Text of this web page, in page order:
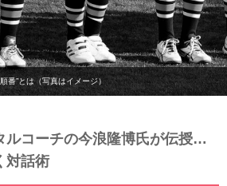
番”とは（写真はイメージ）
ルコーチの今浪隆博氏が伝授…
対話術